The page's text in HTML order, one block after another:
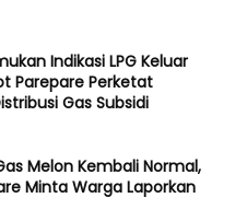
Indikasi LPG Keluar
Parepare Perketat
Gas Subsidi
Melon Kembali Normal,
Minta Warga Laporkan